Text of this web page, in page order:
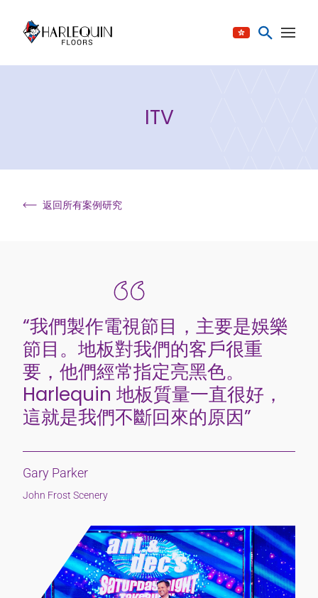
ITV
返回所有案例研究
“我們製作電視節目，主要是娛樂
節目。地板對我們的客戶很重
要，他們經常指定亮黑色。
Harlequin 地板質量一直很好，
這就是我們不斷回來的原因”
Gary Parker
John Frost Scenery